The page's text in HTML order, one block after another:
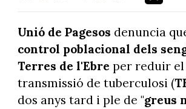
Unió de Pagesos denuncia
control poblacional dels
Terres de l'Ebre per reduir el
transmissió de tuberculosi (
dos anys tard i ple de "greus